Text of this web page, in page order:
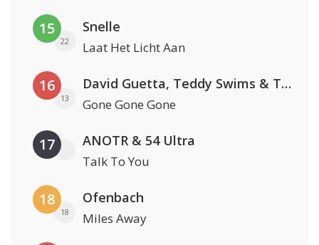
15
22
Snelle
Laat Het Licht Aan
16
13
David Guetta, Teddy Swims & Tones And I
Gone Gone Gone
17 ANOTR & 54 Ultra
Talk To You
18
18
Ofenbach
Miles Away